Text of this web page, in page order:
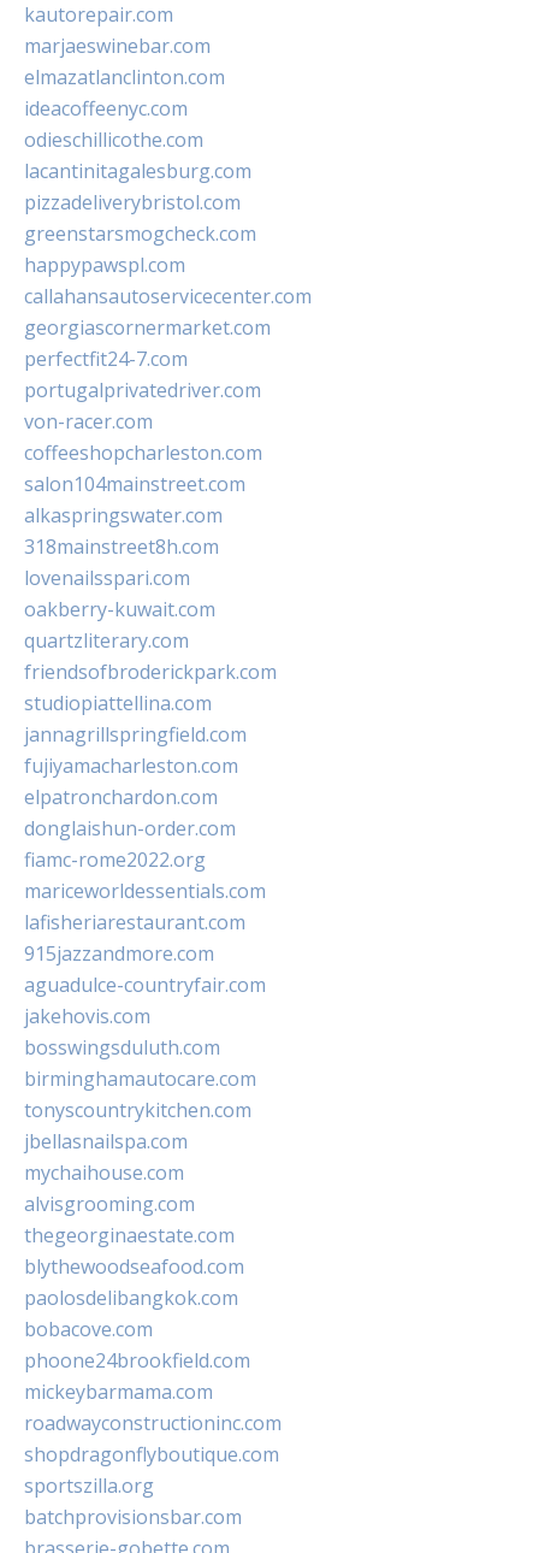
kautorepair.com
marjaeswinebar.com
elmazatlanclinton.com
ideacoffeenyc.com
odieschillicothe.com
lacantinitagalesburg.com
pizzadeliverybristol.com
greenstarsmogcheck.com
happypawspl.com
callahansautoservicecenter.com
georgiascornermarket.com
perfectfit24-7.com
portugalprivatedriver.com
von-racer.com
coffeeshopcharleston.com
salon104mainstreet.com
alkaspringswater.com
318mainstreet8h.com
lovenailsspari.com
oakberry-kuwait.com
quartzliterary.com
friendsofbroderickpark.com
studiopiattellina.com
jannagrillspringfield.com
fujiyamacharleston.com
elpatronchardon.com
donglaishun-order.com
fiamc-rome2022.org
mariceworldessentials.com
lafisheriarestaurant.com
915jazzandmore.com
aguadulce-countryfair.com
jakehovis.com
bosswingsduluth.com
birminghamautocare.com
tonyscountrykitchen.com
jbellasnailspa.com
mychaihouse.com
alvisgrooming.com
thegeorginaestate.com
blythewoodseafood.com
paolosdelibangkok.com
bobacove.com
phoone24brookfield.com
mickeybarmama.com
roadwayconstructioninc.com
shopdragonflyboutique.com
sportszilla.org
batchprovisionsbar.com